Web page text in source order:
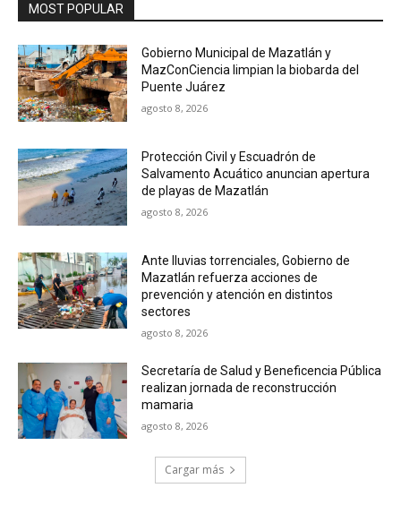
MOST POPULAR
Gobierno Municipal de Mazatlán y
MazConCiencia limpian la biobarda del
Puente Juárez
agosto 8, 2026
Protección Civil y Escuadrón de
Salvamento Acuático anuncian apertura
de playas de Mazatlán
agosto 8, 2026
Ante lluvias torrenciales, Gobierno de
Mazatlán refuerza acciones de
prevención y atención en distintos
sectores
agosto 8, 2026
Secretaría de Salud y Beneficencia Pública
realizan jornada de reconstrucción
mamaria
agosto 8, 2026
Cargar más